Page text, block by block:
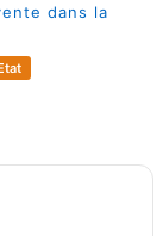
dans la